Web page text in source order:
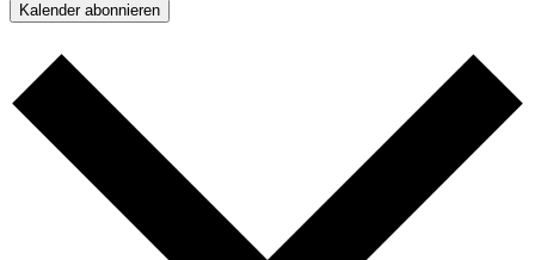
Kalender abonnieren